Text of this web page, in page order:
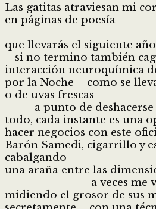
Las gatitas atraviesan mi
en páginas de poesía
como
que llevarás el siguiente
– si no termino también
interacción neuroquímica
por la Noche – como se
o de uvas frescas
a punto de deshacerse
todo, cada instante es una
hacer negocios con este
Barón Samedi, cigarrillo y
cabalgando
una araña entre las
a veces me veo
midiendo el grosor de sus